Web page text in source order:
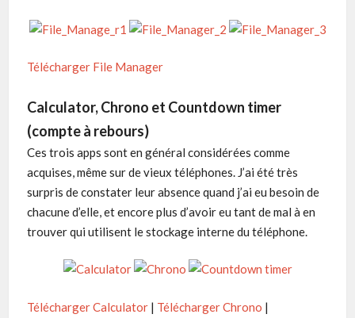
Télécharger File Manager
Calculator, Chrono et Countdown timer
(compte à rebours)
Ces trois apps sont en général considérées comme
acquises, même sur de vieux téléphones. J’ai été très
surpris de constater leur absence quand j’ai eu besoin de
chacune d’elle, et encore plus d’avoir eu tant de mal à en
trouver qui utilisent le stockage interne du téléphone.
Télécharger Calculator| Télécharger Chrono |